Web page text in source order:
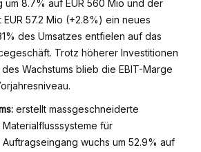
8.7% auf EUR 560 Mio und der
57.2 Mio (+2.8%) ein neues
des Umsatzes entfielen auf das
Trotz höherer Investitionen
Wachstums blieb die EBIT-Marge
erstellt massgeschneiderte
für
wuchs um 52.9% auf